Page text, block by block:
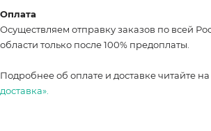
Оплата
Осуществляем отправку заказов по всей
области только после 100% предоплаты.
Подробнее об оплате и доставке читайте
доставка».